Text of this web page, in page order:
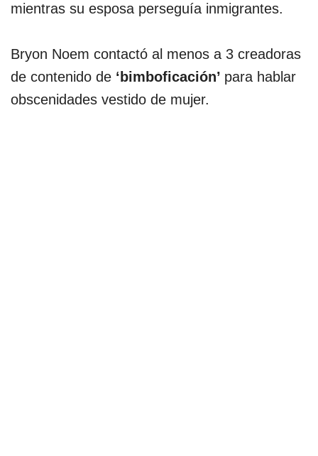
mientras su esposa perseguía inmigrantes.
Bryon Noem contactó al menos a 3 creadoras
de contenido de ‘bimboficación’ para hablar
obscenidades vestido de mujer.